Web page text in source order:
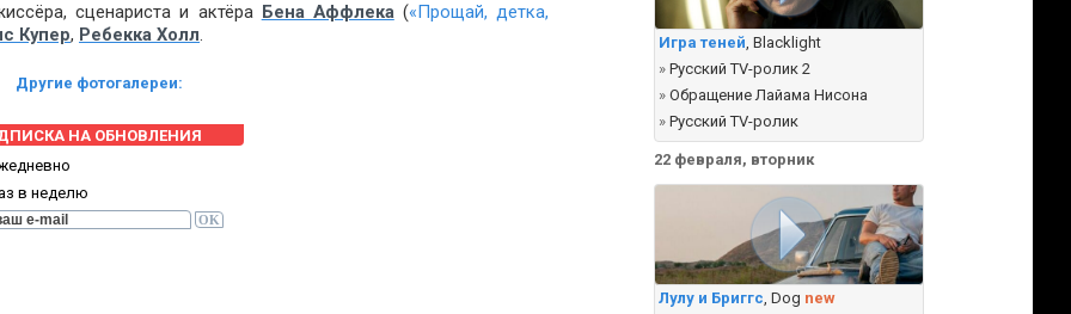
сценариста и актёра Бена Аффлека(«Прощай, детка,
Купер, Ребекка Холл.
Другие фотогалереи:
НА ОБНОВЛЕНИЯ
в неделю
Игра теней, Blacklight
» Русский TV-ролик 2
» Обращение Лайама Нисона
» Русский TV-ролик
22 февраля, вторник
Лулу и Бриггс, Dog new